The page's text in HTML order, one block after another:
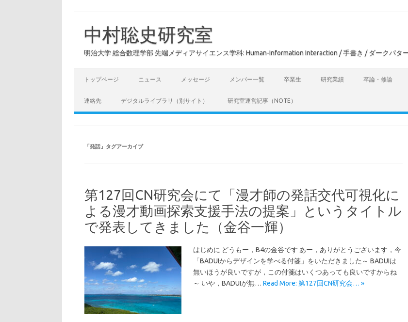
中村聡史研究室
明治大学 総合数理学部 先端メディアサイエンス学科: Human-Information Interaction / 手書き / ダークパタ
トップページ ニュース メッセージ メンバー一覧 卒業生 研究業績 卒論・修論
連絡先 デジタルライブラリ（別サイト） 研究室運営記事（NOTE）
「発話」タグアーカイブ
第127回CN研究会にて「漫才師の発話交代可視化に
よる漫才動画探索支援手法の提案」というタイトル
で発表してきました（金谷一輝）
はじめに どうもー，B4の金谷です あー，ありがとうございます，今
「BADUIからデザインを学べる付箋」をいただきました～ BADUIは
無いほうが良いですが，この付箋はいくつあっても良いですからね
～ いや，BADUIが無… Read More: 第127回CN研究会… »